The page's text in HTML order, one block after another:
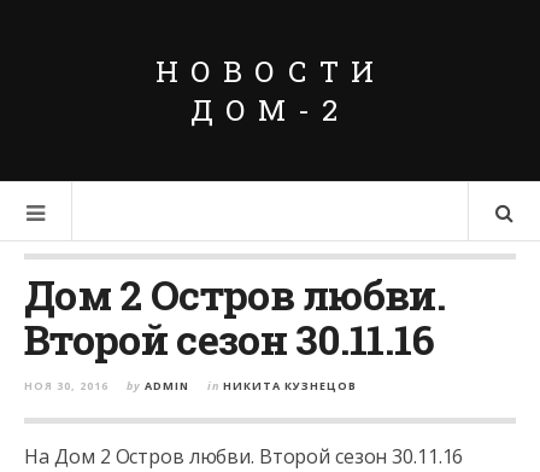
НОВОСТИ
ДОМ-2
Дом 2 Остров любви.
Второй сезон 30.11.16
НОЯ 30, 2016 by ADMIN in НИКИТА КУЗНЕЦОВ
На Дом 2 Остров любви. Второй сезон 30.11.16